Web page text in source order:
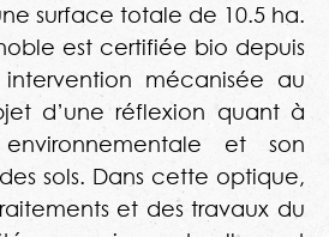
surface totale de 10.5 ha.
est certifiée bio depuis
mécanisée au
d’une réflexion quant à
et son
sols. Dans cette optique,
et des travaux du